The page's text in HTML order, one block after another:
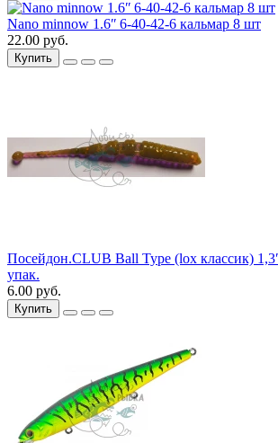
Nano minnow 1.6ʺ 6-40-42-6 кальмар 8 шт
22.00 руб.
Купить
Посейдон.CLUB Ball Type (lox классик)
упак.
6.00 руб.
Купить